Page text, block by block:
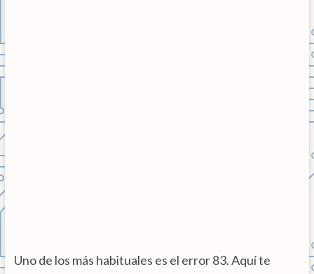
Uno de los más habituales es el error 83. Aquí te